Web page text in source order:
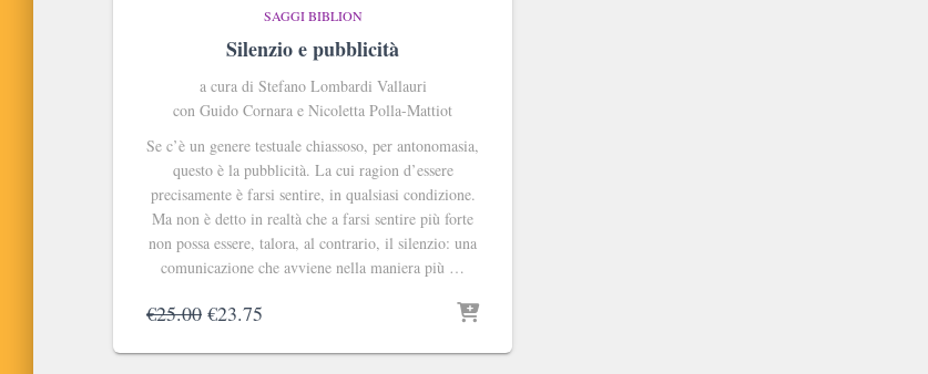
SAGGI BIBLION
Silenzio e pubblicità
a cura di Stefano Lombardi Vallauri
con Guido Cornara e Nicoletta Polla-Mattiot
Se c’è un genere testuale chiassoso, per antonomasia,
questo è la pubblicità. La cui ragion d’essere
precisamente è farsi sentire, in qualsiasi condizione.
Ma non è detto in realtà che a farsi sentire più forte
non possa essere, talora, al contrario, il silenzio: una
comunicazione che avviene nella maniera più …
€25.00 Il
originale
€23.75
attuale